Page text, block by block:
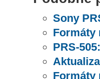
Sony
Formáty
PRS-
Formáty